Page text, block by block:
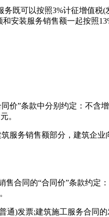
既可以按照3%计征增值税(
安装服务销售额一起按照
”条款中分别约定：不含
。
务销售额部分，建筑企业
同的“合同价”条款约定：
)发票;建筑施工服务合同